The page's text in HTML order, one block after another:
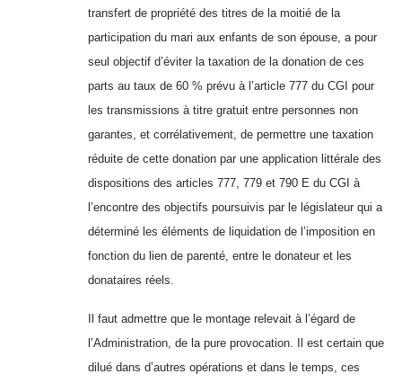
transfert de propriété des titres de la moitié de la
participation du mari aux enfants de son épouse, a pour
seul objectif d’éviter la taxation de la donation de ces
parts au taux de 60 % prévu à l’article 777 du CGI pour
les transmissions à titre gratuit entre personnes non
garantes, et corrélativement, de permettre une taxation
réduite de cette donation par une application littérale des
dispositions des articles 777, 779 et 790 E du CGI à
l’encontre des objectifs poursuivis par le législateur qui a
déterminé les éléments de liquidation de l’imposition en
fonction du lien de parenté, entre le donateur et les
donataires réels.
Il faut admettre que le montage relevait à l’égard de
l’Administration, de la pure provocation. Il est certain que
dilué dans d’autres opérations et dans le temps, ces